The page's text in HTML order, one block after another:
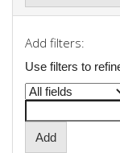
Add filters:
Use filters to